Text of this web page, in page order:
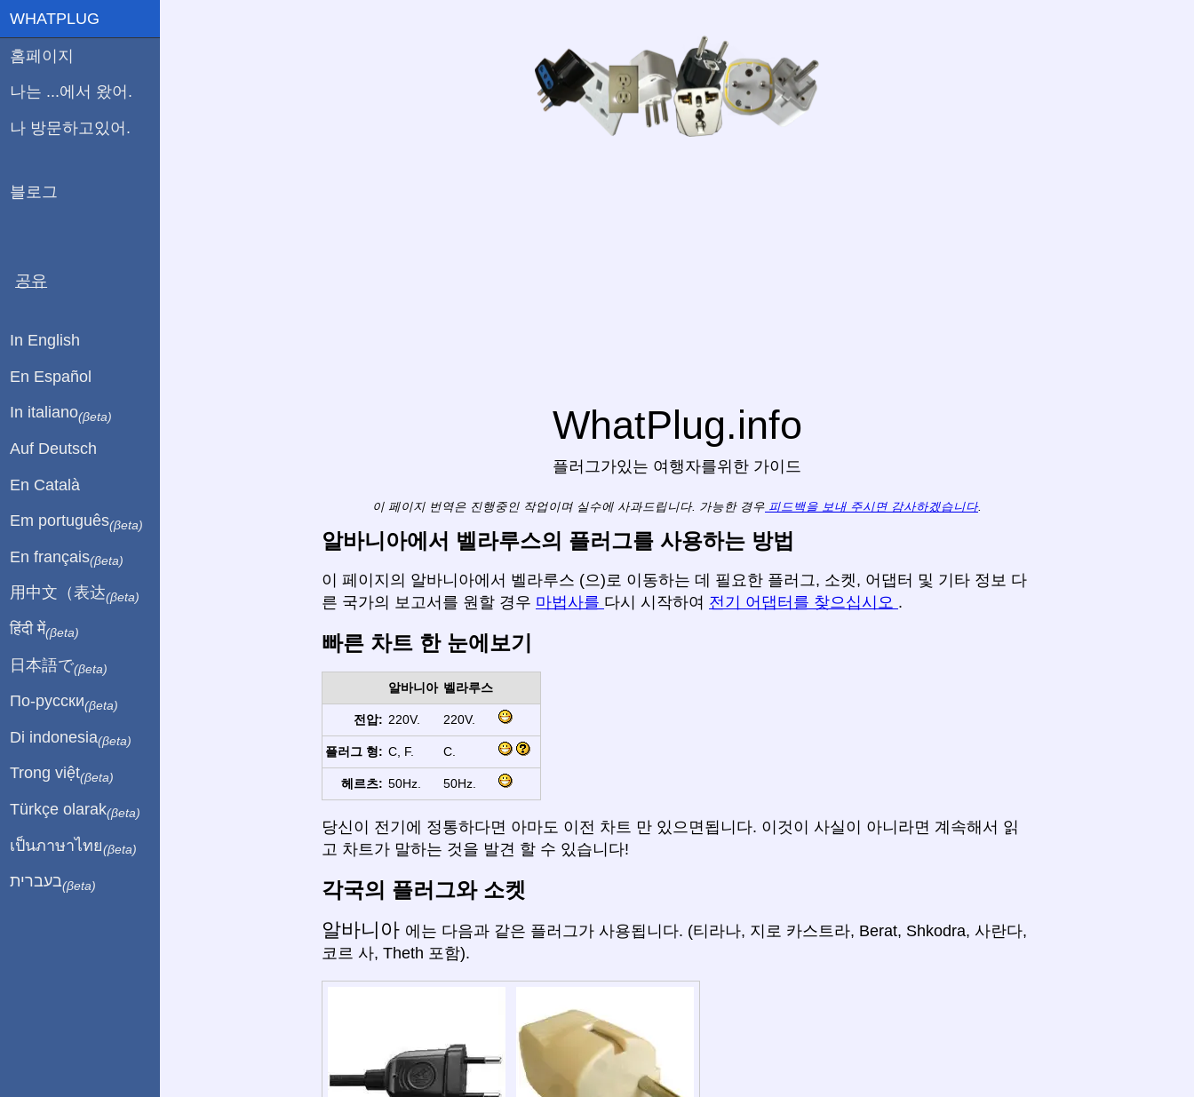
WhatPlug.info
플러그가있는 여행자를위한 가이드
이 페이지 번역은 진행중인 작업이며 실수에 사과드립니다. 가능한 경우 피드백을 보내 주시면 감사하겠습니다.
알바니아에서 벨라루스의 플러그를 사용하는 방법
이 페이지의 알바니아에서 벨라루스 (으)로 이동하는 데 필요한 플러그, 소켓, 어댑터 및 기타 정보 다
른 국가의 보고서를 원할 경우 마법사를 다시 시작하여 전기 어댑터를 찾으십시오 .
빠른 차트 한 눈에보기
알바니아 벨라루스
전압: 220V. 220V.
플러그 형: C, F. C.
헤르츠: 50Hz. 50Hz.
당신이 전기에 정통하다면 아마도 이전 차트 만 있으면됩니다. 이것이 사실이 아니라면 계속해서 읽
고 차트가 말하는 것을 발견 할 수 있습니다!
각국의 플러그와 소켓
알바니아 에는 다음과 같은 플러그가 사용됩니다. (티라나, 지로 카스트라, Berat, Shkodra, 사란다,
코르 사, Theth 포함).
WHATPLUG
홈페이지
나는 ...에서 왔어.
나 방문하고있어.
블로그
공유
In English
En Español
In italiano(βeta)
Auf Deutsch
En Català
Em português(βeta)
En français(βeta)
用中文（表达(βeta)
हिंदी में(βeta)
日本語で(βeta)
По-русски(βeta)
Di indonesia(βeta)
Trong việt(βeta)
Türkçe olarak(βeta)
เป็นภาษาไทย(βeta)
בעברית(βeta)